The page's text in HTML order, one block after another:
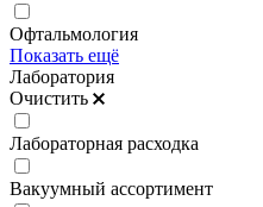
Офтальмология
Показать ещё
Лаборатория
Очистить
Лабораторная расходка
Вакуумный ассортимент